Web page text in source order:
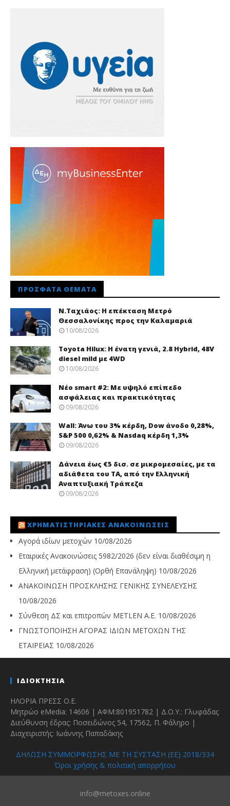
ΠΡΌΣΦΑΤΑ ΘΈΜΑΤΑ
Ν.Ταχιάος: Η επέκταση Μετρό
Θεσσαλονίκης προς την Καλαμαριά
10/08/2026
Toyota Hilux: Η ένατη γενιά, 2.8 Hybrid, 48V
diesel mild με 4WD
10/08/2026
Νέo smart #2: Με υψηλό επίπεδο
ασφάλειας και πρακτικότητας
09/08/2026
Wall: Άνω του 3% κέρδη, Dow άνοδο 0,28%,
S&P 500 0,62% & Nasdaq κέρδη 1,3%
09/08/2026
Δάνεια έως €5 δισ. σε μικρομεσαίες, με τα
αδιάθετα του ΤΑ, από την Ελληνική
Αναπτυξιακή Τράπεζα
09/08/2026
ΧΡΗΜΑΤΙΣΤΗΡΙΑΚΈΣ ΑΝΑΚΟΙΝΏΣΕΙΣ
Αγορά ιδίων μετοχών 10/08/2026
Εταιρικές Ανακοινώσεις 5982/2026 (δεν είναι διαθέσιμη η
Ελληνική μετάφραση) (Ορθή Επανάληψη) 10/08/2026
ΑΝΑΚΟΙΝΩΣΗ ΠΡΟΣΚΛΗΣΗΣ ΓΕΝΙΚΗΣ ΣΥΝΕΛΕΥΣΗΣ
10/08/2026
Σύνθεση ΔΣ και επιτροπών METLEN A.E. 10/08/2026
ΓΝΩΣΤΟΠΟΙΗΣΗ ΑΓΟΡΑΣ ΙΔΙΩΝ ΜΕΤΟΧΩΝ ΤΗΣ
ΕΤΑΙΡΕΙΑΣ 10/08/2026
ΙΔΙΟΚΤΗΣΙΑ
ΗΛΟΡΙΑ ΠΡΕΣΣ Ο.Ε.
Μητρώο eMedia: 14606 | ΑΦΜ:801951782 | Δ.Ο.Υ.: Γλυφάδας
Διεύθυνση έδρας: Ποσειδώνος 54, 17562, Π. Φάληρο |
Διαχειριστής: Ιωάννης Παπαδάκης
ΔΗΛΩΣΗ ΣΥΜΜΟΡΦΩΣΗΣ ΜΕ ΤΗ ΣΥΣΤΑΣΗ (ΕΕ) 2018/334
Όροι χρήσης & πολιτική απορρήτου
info@metoxes.online